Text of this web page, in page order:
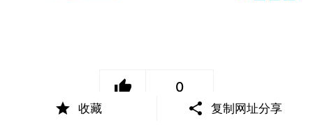
0
好文章，点个赞
收藏 复制网址分享